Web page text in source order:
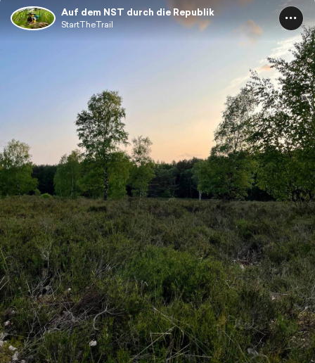
Auf dem NST durch die Republik
StartTheTrail